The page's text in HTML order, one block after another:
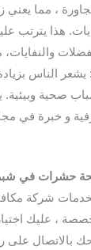
، مما يعني
هذا
يشعر الناس
صحية وبيئية.
و خبرة في
حشرات في
بخدمات شركة
، عليك
بالاتصال